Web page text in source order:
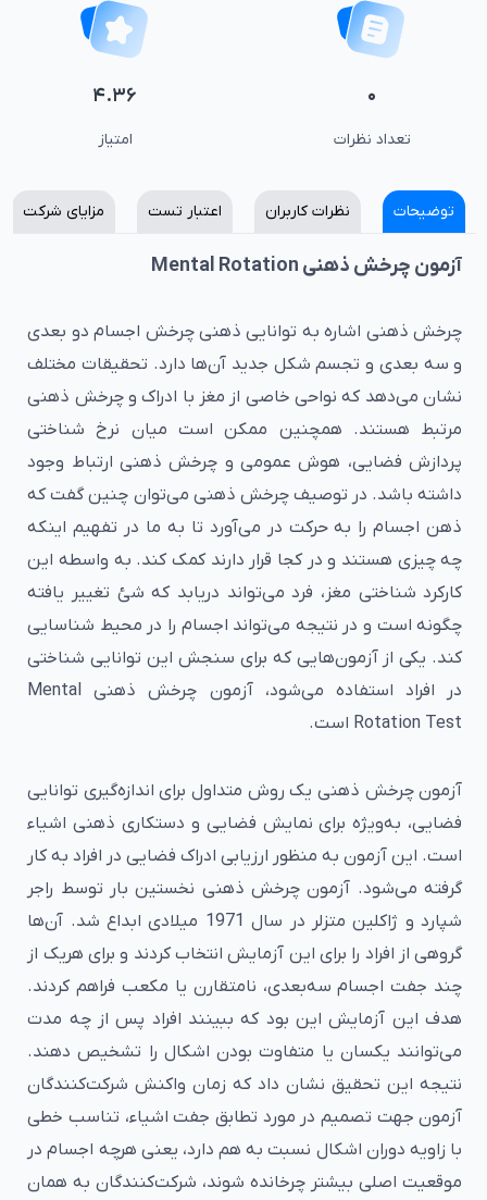
۰
تعداد نظرات
۴.۳۶
امتیاز
توضیحات نظرات کاربران اعتبار تست مزایای شرکت
آزمون چرخش ذهنی Mental Rotation
چرخش ذهنی اشاره به توانایی ذهنی چرخش اجسام دو بعدی
و سه بعدی و تجسم شکل جدید آن‌ها دارد. تحقیقات مختلف
نشان می‌دهد که نواحی خاصی از مغز با ادراک و چرخش ذهنی
مرتبط هستند. همچنین ممکن است میان نرخ شناختی
پردازش فضایی، هوش عمومی و چرخش ذهنی ارتباط وجود
داشته باشد. در توصیف چرخش ذهنی می‌توان چنین گفت که
ذهن اجسام را به حرکت در می‌آورد تا به ما در تفهیم اینکه
چه چیزی هستند و در کجا قرار دارند کمک کند. به واسطه این
کارکرد شناختی مغز، فرد می‌تواند دریابد که شئ تغییر یافته
چگونه است و در نتیجه می‌تواند اجسام را در محیط شناسایی
کند. یکی از آزمون‌هایی که برای سنجش این توانایی شناختی
در افراد استفاده می‌شود، آزمون چرخش ذهنی Mental
Rotation Test است.
آزمون چرخش ذهنی یک روش متداول برای اندازه‎‌گیری توانایی
فضایی، به‌ویژه برای نمایش فضایی و دستکاری ذهنی اشیاء
است. این آزمون به منظور ارزیابی ادراک فضایی در افراد به کار
گرفته می‌شود. آزمون چرخش ذهنی نخستین بار توسط راجر
شپارد و ژاکلین متزلر در سال 1971 میلادی ابداع شد. آن‌ها
گروهی از افراد را برای این آزمایش انتخاب کردند و برای هریک از
چند جفت اجسام سه‌بعدی، نامتقارن یا مکعب فراهم کردند.
هدف این آزمایش این بود که ببینند افراد پس از چه مدت
می‌توانند یکسان یا متفاوت بودن اشکال را تشخیص دهند.
نتیجه این تحقیق نشان داد که زمان واکنش شرکت‌کنندگان
آزمون جهت تصمیم در مورد تطابق جفت اشیاء، تناسب خطی
با زاویه دوران اشکال نسبت به هم دارد، یعنی هرچه اجسام در
موقعیت اصلی بیشتر چرخانده شوند، شرکت‌کنندگان به همان